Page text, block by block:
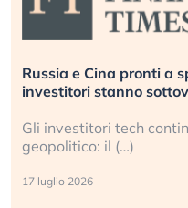
Russia e Cina pronti a
investitori stanno
Gli investitori tech
geopolitico: il (…)
17 luglio 2026